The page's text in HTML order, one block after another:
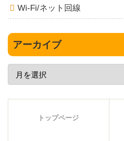
Wi-Fi/ネット回線
アーカイブ
トップページ